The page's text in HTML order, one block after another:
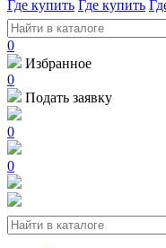
Где купить Где купить
0
Избранное
0
Подать заявку
0
0